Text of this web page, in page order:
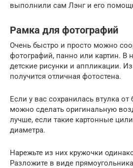
выполнили сам Лэнг и его
Рамка для фотографий
Очень быстро и просто можно
фотографий, панно или картин. В
детские рисунки и аппликации.
получится отличная фотостена.
Если у вас сохранилась втулка
можно сделать оригинальную
лучше, если такие картонные
диаметра.
Нарежьте из них кружочки
Разложите в виде